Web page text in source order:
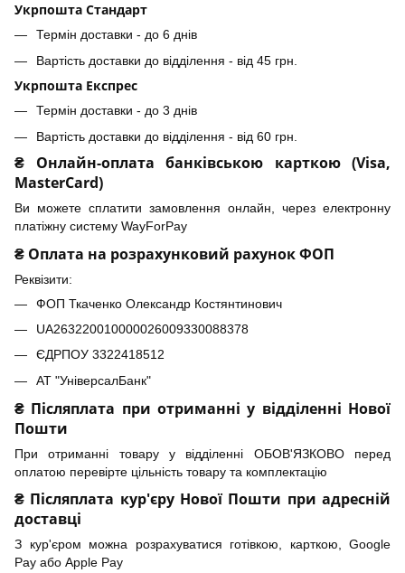
Укрпошта Стандарт
Термін доставки - до 6 днів
Вартість доставки до відділення - від 45 грн.
Укрпошта Експрес
Термін доставки - до 3 днів
Вартість доставки до відділення - від 60 грн.
₴ Онлайн-оплата банківською карткою (Visa,
MasterCard)
Ви можете сплатити замовлення онлайн, через електронну
платіжну систему WayForPay
₴ Оплата на розрахунковий рахунок ФОП
Реквізити:
ФОП Ткаченко Олександр Костянтинович
UA263220010000026009330088378
ЄДРПОУ 3322418512
АТ "УніверсалБанк"
₴ Післяплата при отриманні у відділенні Нової
Пошти
При отриманні товару у відділенні ОБОВ'ЯЗКОВО перед
оплатою перевірте цільність товару та комплектацію
₴ Післяплата кур'єру Нової Пошти при адресній
доставці
З кур'єром можна розрахуватися готівкою, карткою, Google
Pay або Apple Pay